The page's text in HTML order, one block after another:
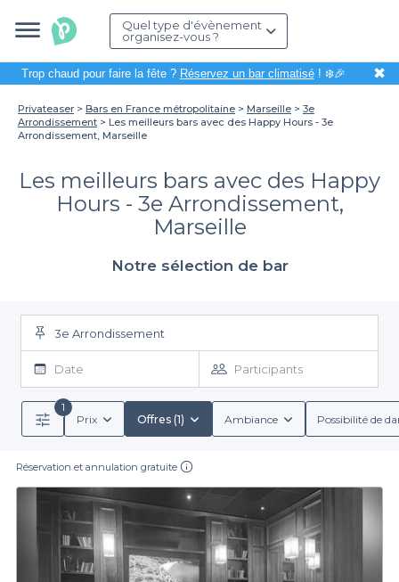
Quel type d'évènement
organisez-vous ?
Trop chaud pour faire la fête ? Réservez un bar climatisé! ❄️🎉 ✖
Privateaser Bars en France métropolitaine Marseille
3e
Arrondissement
Les meilleurs bars avec des Happy Hours - 3e
Arrondissement, Marseille
Les meilleurs bars avec des Happy
Hours - 3e Arrondissement,
Marseille
Notre sélection de bar
3e Arrondissement
Date Participants
1
Prix
Offres (1) Ambiance Possibilité de
Réservation et annulation gratuite